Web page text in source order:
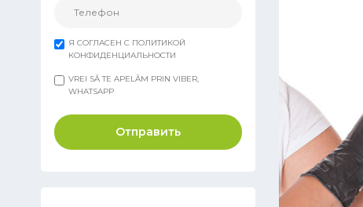
Я СОГЛАСЕН С ПОЛИТИКОЙ
КОНФИДЕНЦИАЛЬНОСТИ
VREI SĂ TE APELĂM PRIN VIBER,
WHATSAPP
Отправить